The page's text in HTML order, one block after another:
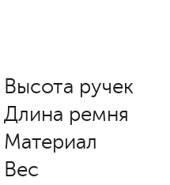
Высота ручек
Длина ремня
Материал
Вес